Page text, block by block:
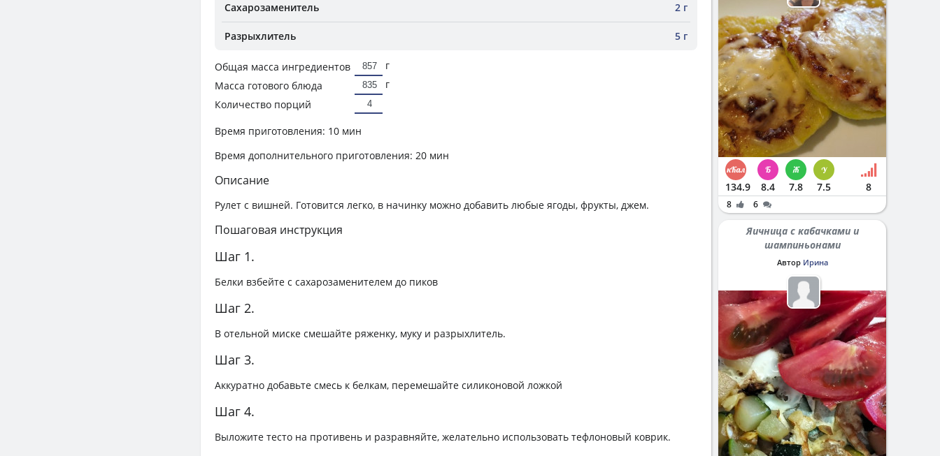
Сахарозаменитель 2 г
Разрыхлитель 5 г
Общая масса ингредиентов
г
Масса готового блюда
г
Количество порций
Время приготовления: 10 мин
Время дополнительного приготовления: 20 мин
Описание
Рулет с вишней. Готовится легко, в начинку можно добавить любые ягоды, фрукты, джем.
Пошаговая инструкция
Шаг 1.
Белки взбейте с сахарозаменителем до пиков
Шаг 2.
В отельной миске смешайте ряженку, муку и разрыхлитель.
Шаг 3.
Аккуратно добавьте смесь к белкам, перемешайте силиконовой ложкой
Шаг 4.
Выложите тесто на противень и разравняйте, желательно использовать тефлоновый коврик.
134.9 8.4 7.8 7.5 8
8 6
Яичница с кабачками и
шампиньонами
Автор Ирина